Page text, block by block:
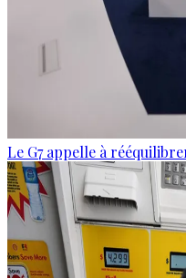
Le G7 appelle à